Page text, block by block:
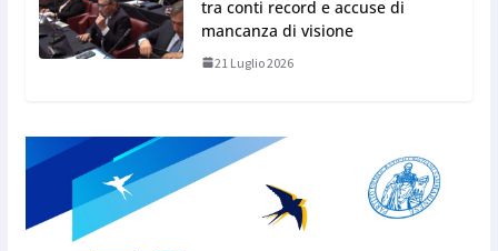
tra conti record e accuse di
mancanza di visione
21 Luglio 2026